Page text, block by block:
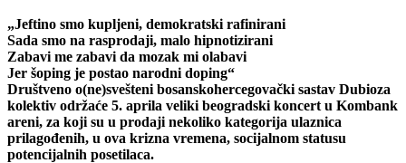
„Jeftino smo kupljeni, demokratski rafinirani
Sada smo na rasprodaji, malo hipnotizirani
Zabavi me zabavi da mozak mi olabavi
Jer šoping je postao narodni doping“
Društveno o(ne)svešteni bosanskohercegovački sastav Dubioza
kolektiv održaće 5. aprila veliki beogradski koncert u Kombank
areni, za koji su u prodaji nekoliko kategorija ulaznica
prilagođenih, u ova krizna vremena, socijalnom statusu
potencijalnih posetilaca.